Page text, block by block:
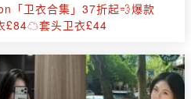
「卫衣合集」37折起💨爆款
£84☁️套头卫衣£44